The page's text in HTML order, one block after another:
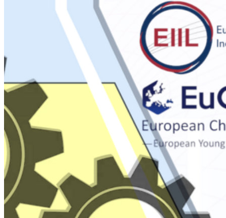
Go to slide 1
Go to slide 2
Willkommen am Institut für Biochemie der Universität
Greifswald! Interessieren Sie sich für ein Studium an unserem
Institut, für eine spannende Abschlussarbeit, eine Promotion
oder eine Postdoktorandentätigkeit – oder interessieren Sie sich
für unsere Forschungsthemen und Aktivitäten? Auf unseren
Internetseiten finden Sie dazu alle Informationen. Haben Sie
offene Fragen? Dann kontaktieren Sie uns gern!
Veranstaltungen
23
Juli
K o l l o q u i u m der GDCh: Prof. Dr. Christian
Steinebach Pharmazeutische/Medizinische Chemie;
Universität Greifswald